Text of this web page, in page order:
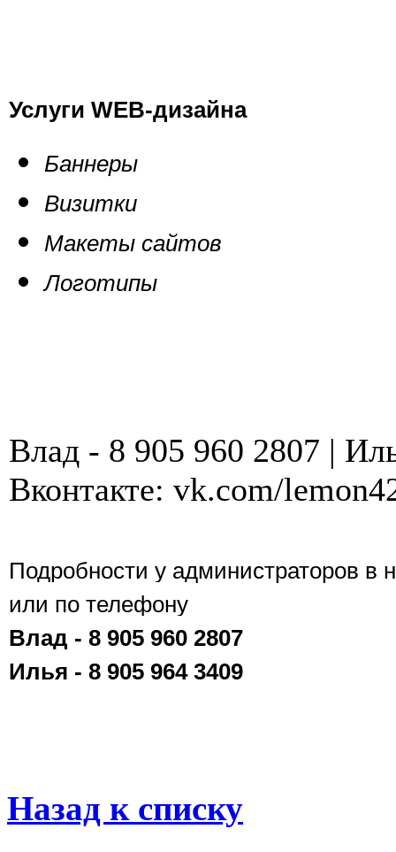
Услуги WEB-дизайна
Баннеры
Визитки
Макеты сайтов
Логотипы
Влад - 8 905 960 2807 |
Вконтакте: vk.com/
Подробности у администраторов в
или по телефону
Влад - 8 905 960 2807
Илья - 8 905 964 3409
Назад к списку